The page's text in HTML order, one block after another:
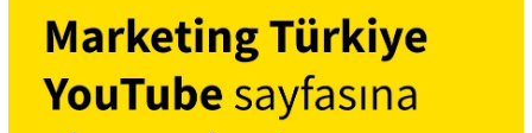
Dergiler
Etkinlikler